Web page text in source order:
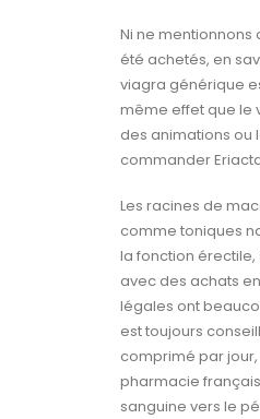
Ni ne
été achetés, en
viagra générique
même effet que le
des animations ou
commander
Les racines de
comme toniques
la fonction
avec des achats
légales ont
est toujours
comprimé par
pharmacie
sanguine vers le